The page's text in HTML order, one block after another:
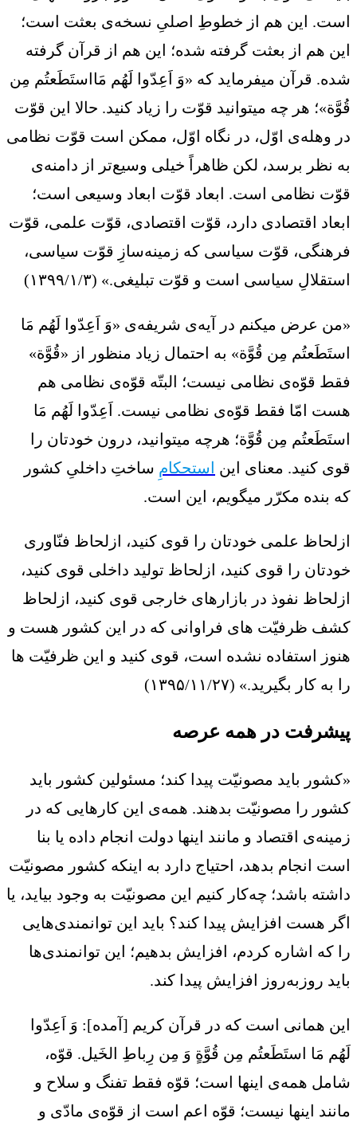
است. این هم از خطوطِ اصلیِ نسخه‌ی بعثت است؛
این هم از بعثت گرفته شده؛ این هم از قرآن گرفته
شده. قرآن میفرماید که «وَ اَعِدّوا لَهُم مَااستَطَعتُم مِن
قُوَّة»؛ هر چه میتوانید قوّت را زیاد کنید. حالا این قوّت
در وهله‌ی اوّل، در نگاه اوّل، ممکن است قوّت نظامی
به نظر برسد، لکن ظاهراً خیلی وسیع‌تر از دامنه‌ی
قوّت نظامی است. ابعاد قوّت ابعاد وسیعی است؛
ابعاد اقتصادی دارد، قوّت اقتصادی، قوّت علمی، قوّت
فرهنگی، قوّت سیاسی که زمینه‌سازِ قوّت سیاسی،
استقلالِ سیاسی است و قوّت تبلیغی.» (۱۳۹۹/۱/۳)
«من عرض میکنم در آیه‌ی شریفه‌ی «وَ اَعِدّوا لَهُم مَا
استَطَعتُم مِن قُوَّة» به احتمال زیاد منظور از «قُوَّة»
فقط قوّه‌ی نظامی نیست؛ البتّه قوّه‌ی نظامی هم
هست امّا فقط قوّه‌ی نظامی نیست. اَعِدّوا لَهُم مَا
استَطَعتُم مِن قُوَّة؛ هرچه میتوانید، درون خودتان را
قوی کنید. معنای این استحکامِ ساختِ داخلیِ کشور
که بنده مکرّر میگویم، این است.
ازلحاظ علمی خودتان را قوی کنید، ازلحاظ فنّاوری
خودتان را قوی کنید، ازلحاظ تولید داخلی قوی کنید،
ازلحاظ نفوذ در بازارهای خارجی قوی کنید، ازلحاظ
کشف ظرفیّت های فراوانی که در این کشور هست و
هنوز استفاده نشده است، قوی کنید و این ظرفیّت ها
را به کار بگیرید.» (۱۳۹۵/۱۱/۲۷)
پیشرفت در همه عرصه
«کشور باید مصونیّت پیدا کند؛ مسئولین کشور باید
کشور را مصونیّت بدهند. همه‌ی این کارهایی که در
زمینه‌ی اقتصاد و مانند اینها دولت انجام داده یا بنا
است انجام بدهد، احتیاج دارد به اینکه کشور مصونیّت
داشته باشد؛ چه‌کار کنیم این مصونیّت به وجود بیاید، یا
اگر هست افزایش پیدا کند؟ باید این توانمندی‌هایی
را که اشاره کردم، افزایش بدهیم؛ این توانمندی‌ها
باید روزبه‌روز افزایش پیدا کند.
این همانی است که در قرآن کریم [آمده‌]: وَ اَعِدّوا
لَهُم مَا استَطَعتُم مِن قُوَّةٍ وَ مِن رِباطِ الخَیل. قوّه،
شامل همه‌ی اینها است؛ قوّه فقط تفنگ و سلاح و
مانند اینها نیست؛ قوّه اعم است از قوّه‌ی مادّی و